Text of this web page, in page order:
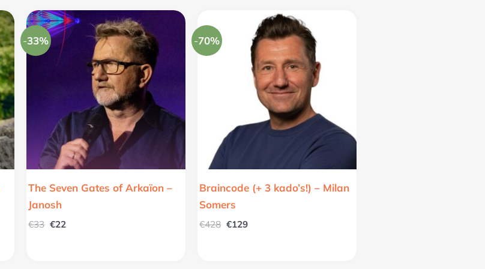
-33%
The Seven Gates of Arkaïon –
Janosh
€33
Oorspronkelijke
prijs
was:
€33.
€22
Huidige
prijs
is:
-70%
Braincode (+ 3 kado’s!) – Milan
Somers
€428
Oorspronkelijke
€129
Huidige
prijs
is:
€129.